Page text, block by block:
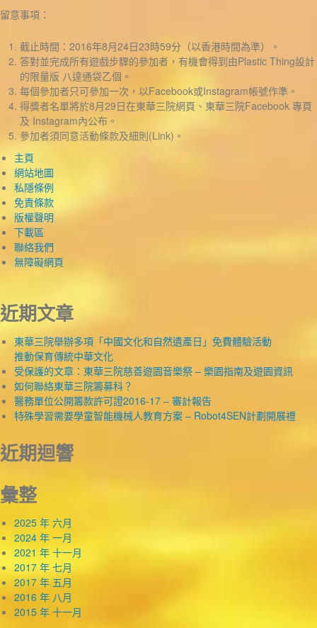
留意事項：
截止時間：2016年8月24日23時59分（以香港時間為準）。
答對並完成所有遊戲步驟的參加者，有機會得到由Plastic Thing設計
的限量版 八達通袋乙個。
每個參加者只可參加一次，以Facebook或Instagram帳號作準。
得獎者名單將於8月29日在東華三院網頁、東華三院Facebook 專頁
及 Instagram內公布。
參加者須同意活動條款及細則(Link)。
主頁
網站地圖
私隱條例
免責條款
版權聲明
下載區
聯絡我們
無障礙網頁
近期文章
東華三院舉辦多項「中國文化和自然遺產日」免費體驗活動
推動保育傳統中華文化
受保護的文章：東華三院慈善遊園音樂祭 – 樂園指南及遊園資訊
如何聯絡東華三院籌募科？
醫務單位公開籌款許可證2016-17 – 審計報告
特殊學習需要學童智能機械人教育方案 – Robot4SEN計劃開展禮
近期迴響
彙整
2025 年 六月
2024 年 一月
2021 年 十一月
2017 年 七月
2017 年 五月
2016 年 八月
2015 年 十一月